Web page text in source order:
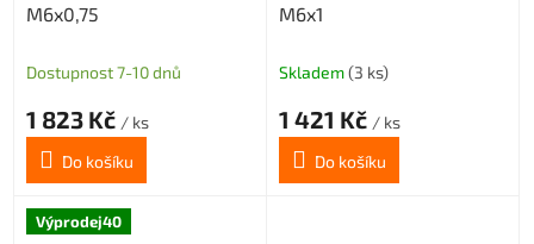
M6x0,75
Dostupnost 7-10 dnů
1 823 Kč / ks
Do košíku
M6x1
Skladem(3 ks)
1 421 Kč / ks
Do košíku
Výprodej40